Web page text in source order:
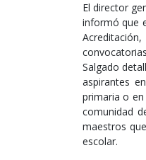
El director
informó que
Salgado
aspirantes
primaria o en
comunidad
maestros
escolar.